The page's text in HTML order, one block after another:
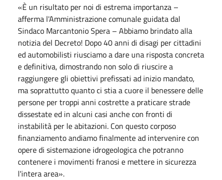
«È un risultato per noi di estrema importanza –
afferma l'Amministrazione comunale guidata dal
Sindaco Marcantonio Spera – Abbiamo brindato alla
notizia del Decreto! Dopo 40 anni di disagi per cittadini
ed automobilisti riusciamo a dare una risposta concreta
e definitiva, dimostrando non solo di riuscire a
raggiungere gli obiettivi prefissati ad inizio mandato,
ma soprattutto quanto ci stia a cuore il benessere delle
persone per troppi anni costrette a praticare strade
dissestate ed in alcuni casi anche con fronti di
instabilità per le abitazioni. Con questo corposo
finanziamento andiamo finalmente ad intervenire con
opere di sistemazione idrogeologica che potranno
contenere i movimenti franosi e mettere in sicurezza
l'intera area».